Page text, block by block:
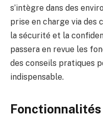
s’intègre dans des
prise en charge via des
la sécurité et la
passera en revue les
des conseils pratiques
indispensable.
Fonctionnalités